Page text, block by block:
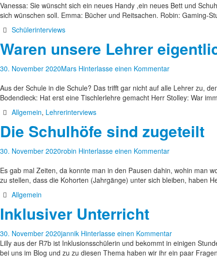
Vanessa: Sie wünscht sich ein neues Handy ,ein neues Bett und
sich wünschen soll. Emma: Bücher und Reitsachen. Robin: Gaming-
Schülerinterviews
Waren unsere Lehrer
30. November 2020Mars Hinterlasse einen Kommentar
Aus der Schule in die Schule? Das trifft gar nicht auf alle Lehrer zu,
Bodendieck: Hat erst eine Tischlerlehre gemacht Herr Stolley: War
Allgemein, Lehrerinterviews
Die Schulhöfe sind zugeteilt
30. November 2020robin Hinterlasse einen Kommentar
Es gab mal Zeiten, da konnte man in den Pausen dahin, wohin man
zu stellen, dass die Kohorten (Jahrgänge) unter sich bleiben, haben
Allgemein
Inklusiver Unterricht
30. November 2020jannik Hinterlasse einen Kommentar
Lilly aus der R7b ist Inklusionsschülerin und bekommt in einigen
bei uns im Blog und zu zu diesen Thema haben wir ihr ein paar